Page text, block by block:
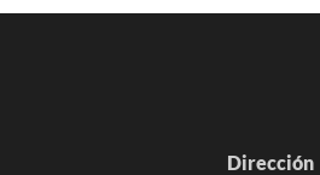
Dirección